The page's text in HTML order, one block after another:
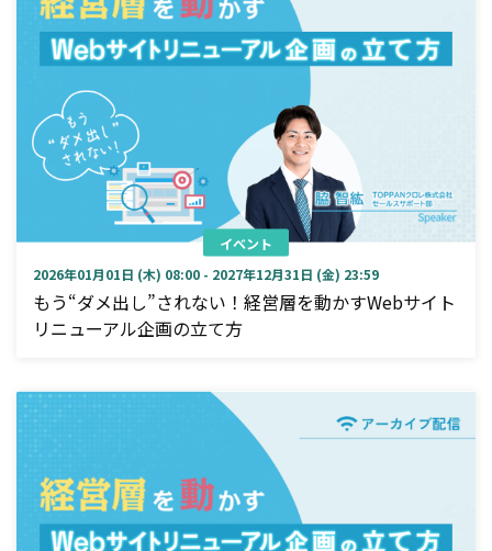
イベント
2026年01月01日 (木) 08:00 - 2027年12月31日 (金) 23:59
もう“ダメ出し”されない！経営層を動かすWebサイト
リニューアル企画の立て方